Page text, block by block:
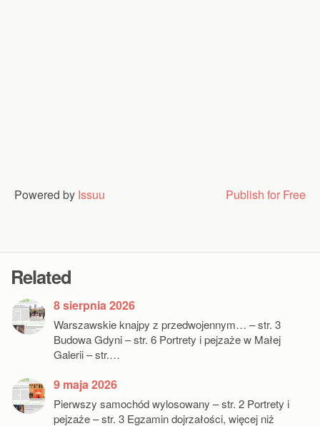
Powered by Issuu Publish for Free
Related
8 sierpnia 2026
Warszawskie knajpy z przedwojennym… – str. 3
Budowa Gdyni – str. 6 Portrety i pejzaże w Małej
Galerii – str.…
9 maja 2026
Pierwszy samochód wylosowany – str. 2 Portrety i
pejzaże – str. 3 Egzamin dojrzałości, więcej niż